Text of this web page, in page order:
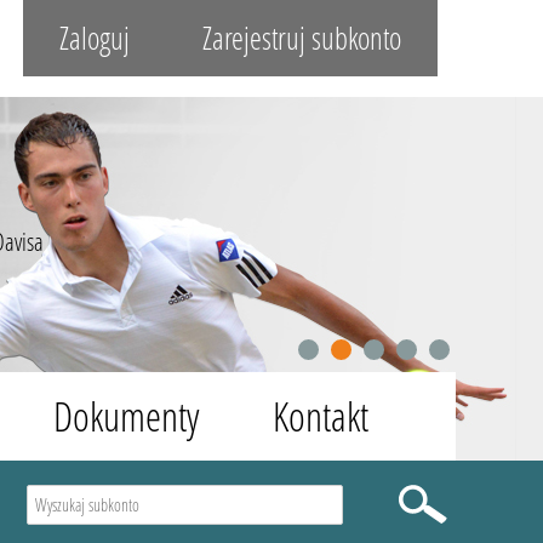
Zaloguj Zarejestruj subkonto
1 2 3 4 5
Dokumenty Kontakt